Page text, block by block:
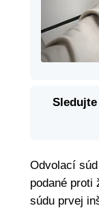
Odvolací
podané proti
súdu prvej